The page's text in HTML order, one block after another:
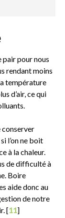
pour nous
rendant moins
température
d’air, ce qui
conserver
l’on ne boit
à la chaleur.
de difficulté à
Boire
aide donc au
de notre
[11]